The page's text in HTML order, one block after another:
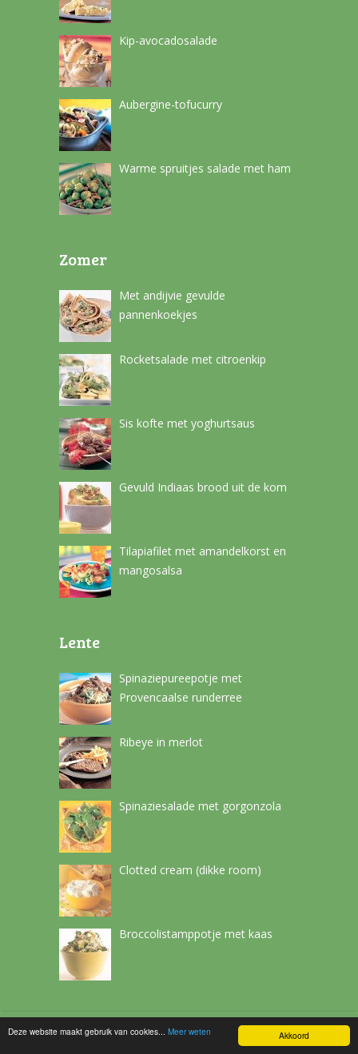
Akkoord
Deze website maakt gebruik van cookies... Meer weten
Kip-avocadosalade
Aubergine-tofucurry
Warme spruitjes salade met ham
Zomer
Met andijvie gevulde
pannenkoekjes
Rocketsalade met citroenkip
Sis kofte met yoghurtsaus
Gevuld Indiaas brood uit de kom
Tilapiafilet met amandelkorst en
mangosalsa
Lente
Spinaziepureepotje met
Provencaalse runderree
Ribeye in merlot
Spinaziesalade met gorgonzola
Clotted cream (dikke room)
Broccolistamppotje met kaas
NetchefCopyright © 2026.